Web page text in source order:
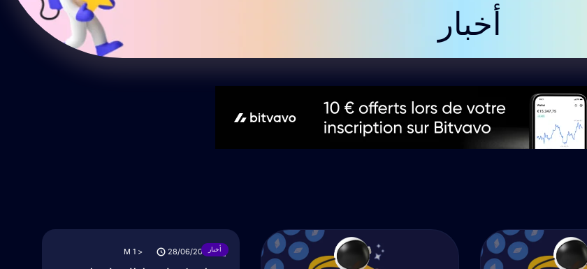
أخبار
أخبار28/06/2025
< 1
M